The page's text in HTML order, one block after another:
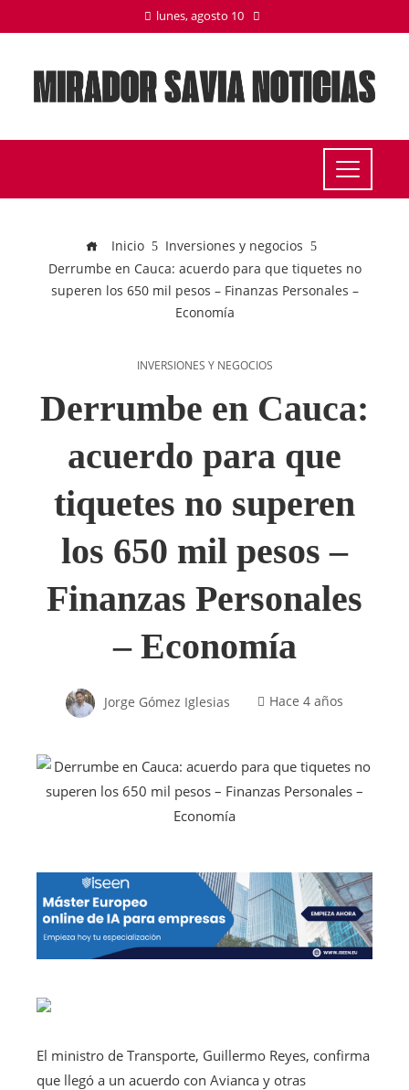
lunes, agosto 10
Inicio
Inversiones y negocios
Derrumbe en Cauca: acuerdo para que tiquetes no
superen los 650 mil pesos – Finanzas Personales –
Economía
INVERSIONES Y NEGOCIOS
Derrumbe en Cauca:
acuerdo para que
tiquetes no superen
los 650 mil pesos –
Finanzas Personales
– Economía
Jorge Gómez Iglesias Hace 4 años
El ministro de Transporte, Guillermo Reyes, confirma
que llegó a un acuerdo con Avianca y otras